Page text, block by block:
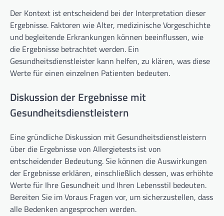
Der Kontext ist entscheidend bei der Interpretation dieser
Ergebnisse. Faktoren wie Alter, medizinische Vorgeschichte
und begleitende Erkrankungen können beeinflussen, wie
die Ergebnisse betrachtet werden. Ein
Gesundheitsdienstleister kann helfen, zu klären, was diese
Werte für einen einzelnen Patienten bedeuten.
Diskussion der Ergebnisse mit
Gesundheitsdienstleistern
Eine gründliche Diskussion mit Gesundheitsdienstleistern
über die Ergebnisse von Allergietests ist von
entscheidender Bedeutung. Sie können die Auswirkungen
der Ergebnisse erklären, einschließlich dessen, was erhöhte
Werte für Ihre Gesundheit und Ihren Lebensstil bedeuten.
Bereiten Sie im Voraus Fragen vor, um sicherzustellen, dass
alle Bedenken angesprochen werden.